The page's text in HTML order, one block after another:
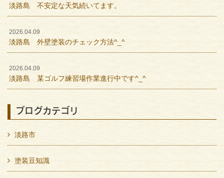
淡路島 不安定な天気続いてます。
2026.04.09
淡路島 外壁塗装のチェック方法^_^
2026.04.09
淡路島 某ゴルフ練習場作業進行中です^_^
ブログカテゴリ
淡路市
塗装豆知識